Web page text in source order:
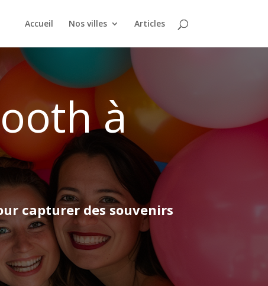
Accueil Nos villes Articles
à
capturer des souvenirs